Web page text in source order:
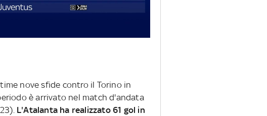
nove sfide contro il Torino in
è arrivato nel match d'andata
L'Atalanta ha realizzato 61 gol in